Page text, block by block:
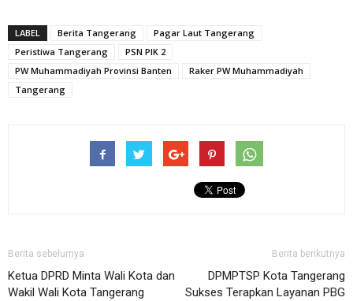
LABEL Berita Tangerang
Pagar Laut Tangerang
Peristiwa Tangerang
PSN PIK 2
PW Muhammadiyah Provinsi Banten
Raker PW Muhammadiyah
Tangerang
Berita sebelumya
Ketua DPRD Minta Wali Kota dan
Wakil Wali Kota Tangerang
Berita berikutnya
DPMPTSP Kota Tangerang
Sukses Terapkan Layanan PBG